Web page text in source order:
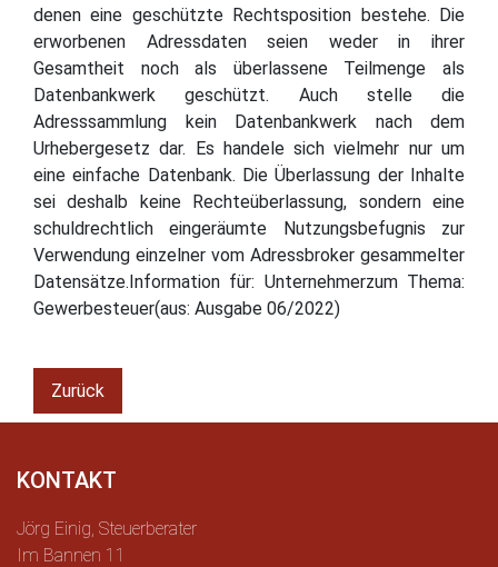
denen eine geschützte Rechtsposition bestehe. Die
erworbenen Adressdaten seien weder in ihrer
Gesamtheit noch als überlassene Teilmenge als
Datenbankwerk geschützt. Auch stelle die
Adresssammlung kein Datenbankwerk nach dem
Urhebergesetz dar. Es handele sich vielmehr nur um
eine einfache Datenbank. Die Überlassung der Inhalte
sei deshalb keine Rechteüberlassung, sondern eine
schuldrechtlich eingeräumte Nutzungsbefugnis zur
Verwendung einzelner vom Adressbroker gesammelter
Datensätze.Information für: Unternehmerzum Thema:
Gewerbesteuer(aus: Ausgabe 06/2022)
Zurück
KONTAKT
Jörg Einig, Steuerberater
Im Bannen 11